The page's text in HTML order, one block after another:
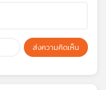
ส่งความคิดเห็น